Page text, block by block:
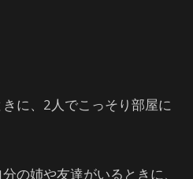
に、2人でこっそり部屋に
の姉や友達がいるときに、